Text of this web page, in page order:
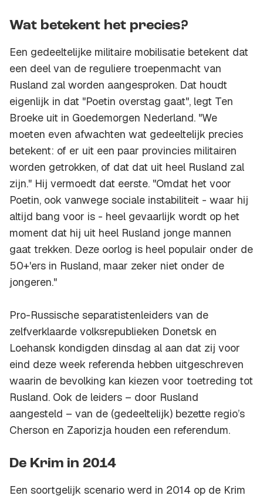
Wat betekent het precies?
Een gedeeltelijke militaire mobilisatie betekent dat
een deel van de reguliere troepenmacht van
Rusland zal worden aangesproken. Dat houdt
eigenlijk in dat "Poetin overstag gaat", legt Ten
Broeke uit in Goedemorgen Nederland. "We
moeten even afwachten wat gedeeltelijk precies
betekent: of er uit een paar provincies militairen
worden getrokken, of dat dat uit heel Rusland zal
zijn." Hij vermoedt dat eerste. "Omdat het voor
Poetin, ook vanwege sociale instabiliteit - waar hij
altijd bang voor is - heel gevaarlijk wordt op het
moment dat hij uit heel Rusland jonge mannen
gaat trekken. Deze oorlog is heel populair onder de
50+'ers in Rusland, maar zeker niet onder de
jongeren."
Pro-Russische separatistenleiders van de
zelfverklaarde volksrepublieken Donetsk en
Loehansk kondigden dinsdag al aan dat zij voor
eind deze week referenda hebben uitgeschreven
waarin de bevolking kan kiezen voor toetreding tot
Rusland. Ook de leiders – door Rusland
aangesteld – van de (gedeeltelijk) bezette regio’s
Cherson en Zaporizja houden een referendum.
De Krim in 2014
Een soortgelijk scenario werd in 2014 op de Krim